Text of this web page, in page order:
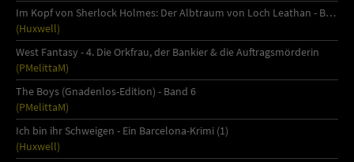
Im Kopf von Sherlock Holmes: Der Albtraum von Loch Leathan - Buch 1
(Huxwell)
West Fantasy - 4. Die Orkfrau, der Bankier & die Auftragsmörderin
(PMelittaM)
The Boys (Gnadenlos-Edition) - Band 6
(PMelittaM)
Ich bin ihr Schweigen - Ein Barcelona-Krimi (1)
(Huxwell)